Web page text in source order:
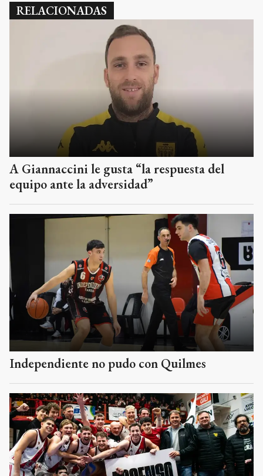
RELACIONADAS
A Giannaccini le gusta “la respuesta del
equipo ante la adversidad”
Independiente no pudo con Quilmes